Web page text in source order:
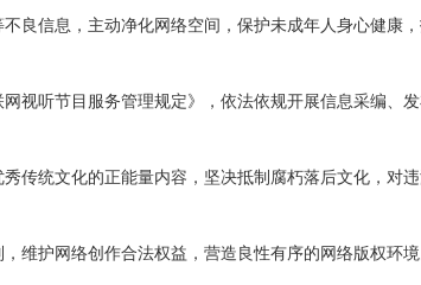
信息，主动净化网络空间，保护未成年人身心健康
听节目服务管理规定》，依法依规开展信息采编、发
统文化的正能量内容，坚决抵制腐朽落后文化，对
护网络创作合法权益，营造良性有序的网络版权环境